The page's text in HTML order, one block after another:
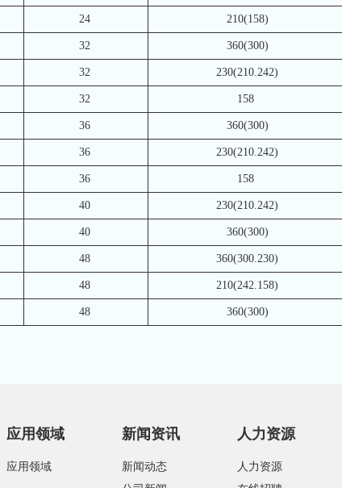
24 210(158)
32 360(300)
32 230(210.242)
32 158
36 360(300)
36 230(210.242)
36 158
40 230(210.242)
40 360(300)
48 360(300.230)
48 210(242.158)
48 360(300)
应用领域
应用领域
新闻资讯
新闻动态
人力资源
人力资源